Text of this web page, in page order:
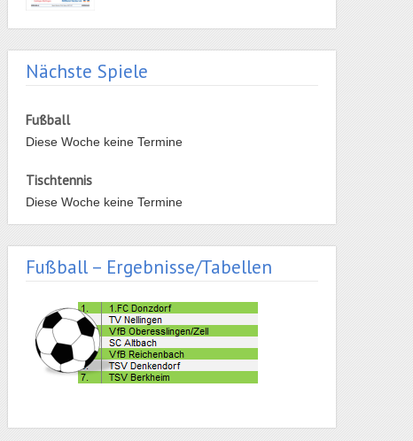
Nächste Spiele
Fußball
Diese Woche keine Termine
Tischtennis
Diese Woche keine Termine
Fußball – Ergebnisse/Tabellen